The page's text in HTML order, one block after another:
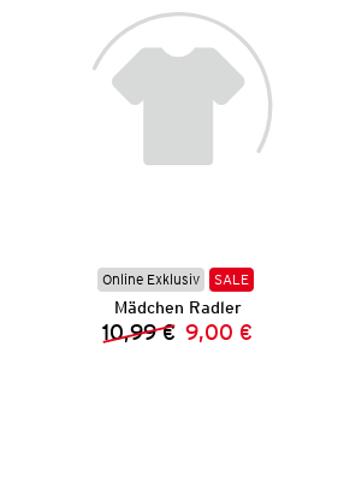
Online Exklusiv SALE
Mädchen Radler
Vorheriger Preis:
10,99 € Neuer Preis:
9,00 €